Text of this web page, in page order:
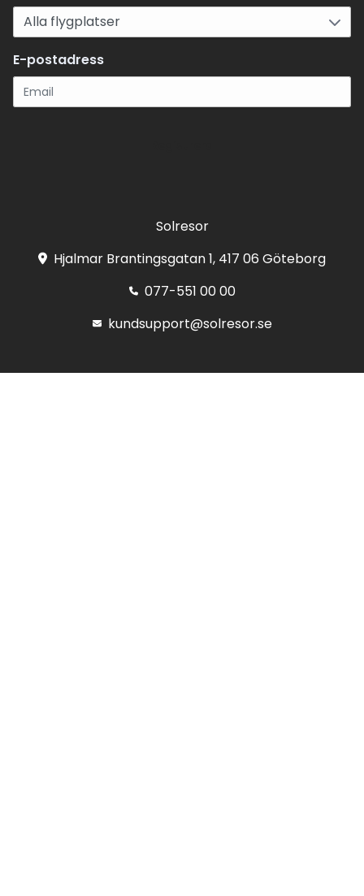
E-postadress
Solresor
Hjalmar Brantingsgatan 1, 417 06 Göteborg
077-551 00 00
kundsupport@solresor.se